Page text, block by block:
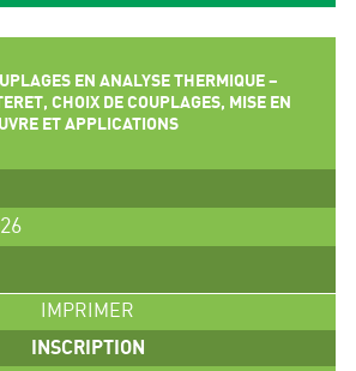
EN ANALYSE THERMIQUE –
CHOIX DE COUPLAGES, MISE EN
ET APPLICATIONS
IMPRIMER
INSCRIPTION